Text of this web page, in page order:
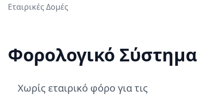
Εταιρικές Δομές
Φορολογικό Σύστημα
Χωρίς εταιρικό φόρο για τις